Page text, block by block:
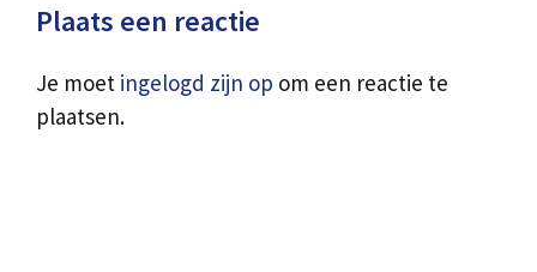
Plaats een reactie
Je moet ingelogd zijn op om een reactie te
plaatsen.